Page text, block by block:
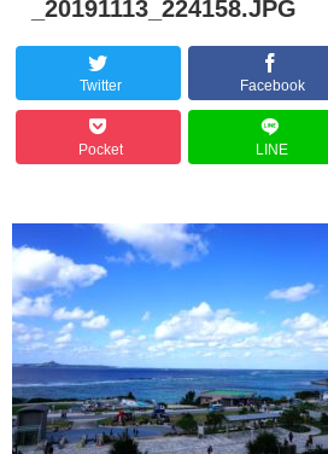
_20191113_224158.JPG
Twitter Facebook
Pocket LINE